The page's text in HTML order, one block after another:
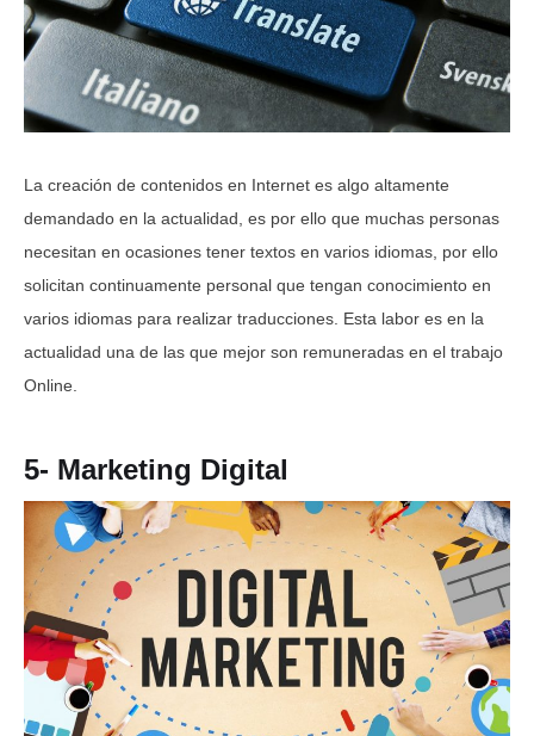
La creación de contenidos en Internet es algo altamente
demandado en la actualidad, es por ello que muchas personas
necesitan en ocasiones tener textos en varios idiomas, por ello
solicitan continuamente personal que tengan conocimiento en
varios idiomas para realizar traducciones. Esta labor es en la
actualidad una de las que mejor son remuneradas en el trabajo
Online.
5- Marketing Digital